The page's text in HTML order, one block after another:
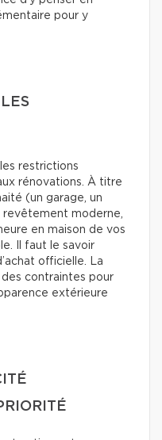
pour y
restrictions
rénovations. À titre
(un garage, un
revêtement moderne,
en maison de vos
Il faut le savoir
officielle. La
contraintes pour
extérieure